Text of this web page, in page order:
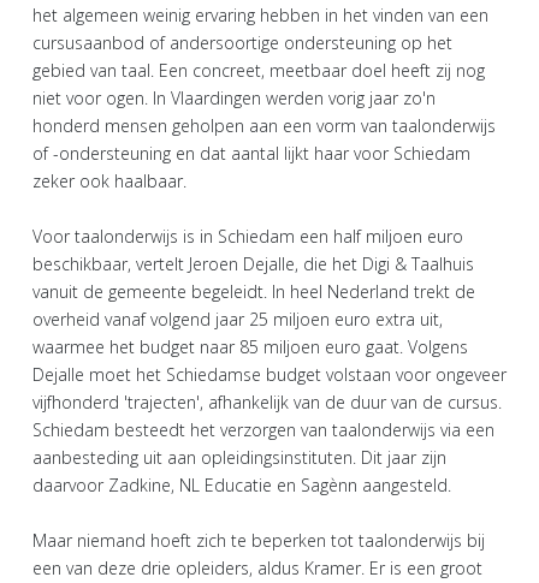
het algemeen weinig ervaring hebben in het vinden van een
cursusaanbod of andersoortige ondersteuning op het
gebied van taal. Een concreet, meetbaar doel heeft zij nog
niet voor ogen. In Vlaardingen werden vorig jaar zo'n
honderd mensen geholpen aan een vorm van taalonderwijs
of -ondersteuning en dat aantal lijkt haar voor Schiedam
zeker ook haalbaar.
Voor taalonderwijs is in Schiedam een half miljoen euro
beschikbaar, vertelt Jeroen Dejalle, die het Digi & Taalhuis
vanuit de gemeente begeleidt. In heel Nederland trekt de
overheid vanaf volgend jaar 25 miljoen euro extra uit,
waarmee het budget naar 85 miljoen euro gaat. Volgens
Dejalle moet het Schiedamse budget volstaan voor ongeveer
vijfhonderd 'trajecten', afhankelijk van de duur van de cursus.
Schiedam besteedt het verzorgen van taalonderwijs via een
aanbesteding uit aan opleidingsinstituten. Dit jaar zijn
daarvoor Zadkine, NL Educatie en Sagènn aangesteld.
Maar niemand hoeft zich te beperken tot taalonderwijs bij
een van deze drie opleiders, aldus Kramer. Er is een groot